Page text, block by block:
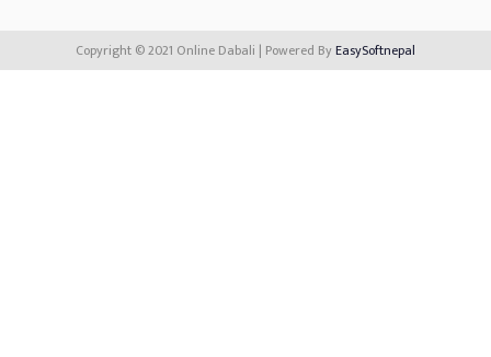
Copyright © 2021 Online Dabali | Powered ByEasySoftnepal